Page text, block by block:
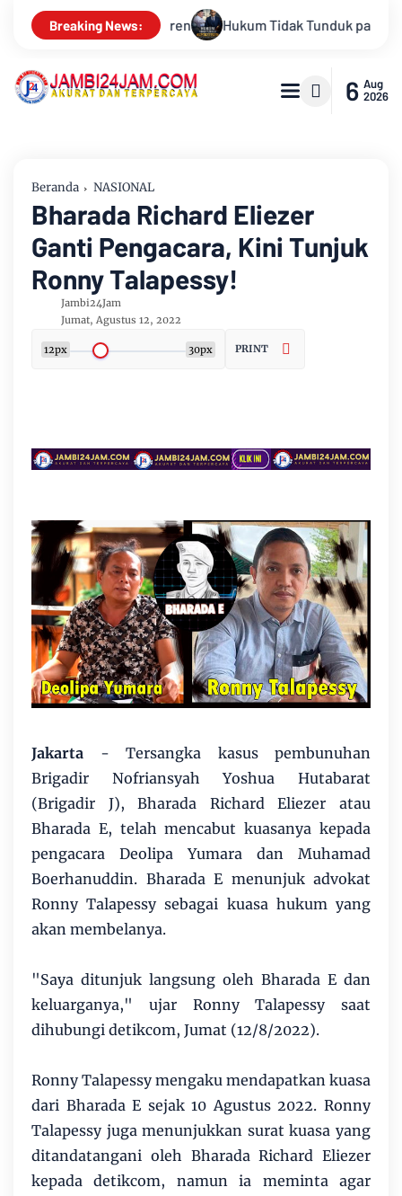
Breaking News:
Tunduk pada Persepsi: Kritik Terhadap Monopoli
6 Aug
2026
Beranda NASIONAL
Bharada Richard Eliezer
Ganti Pengacara, Kini Tunjuk
Ronny Talapessy!
Jambi24Jam
Jumat, Agustus 12, 2022
12px 30px PRINT
Jakarta - Tersangka kasus pembunuhan
Brigadir Nofriansyah Yoshua Hutabarat
(Brigadir J), Bharada Richard Eliezer atau
Bharada E, telah mencabut kuasanya kepada
pengacara Deolipa Yumara dan Muhamad
Boerhanuddin. Bharada E menunjuk advokat
Ronny Talapessy sebagai kuasa hukum yang
akan membelanya.
"Saya ditunjuk langsung oleh Bharada E dan
keluarganya," ujar Ronny Talapessy saat
dihubungi detikcom, Jumat (12/8/2022).
Ronny Talapessy mengaku mendapatkan kuasa
dari Bharada E sejak 10 Agustus 2022. Ronny
Talapessy juga menunjukkan surat kuasa yang
ditandatangani oleh Bharada Richard Eliezer
kepada detikcom, namun ia meminta agar